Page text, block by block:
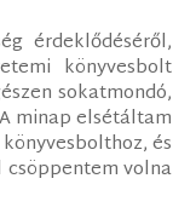
érdeklődéséről,
könyvesbolt
sokatmondó,
minap elsétáltam
és
volna